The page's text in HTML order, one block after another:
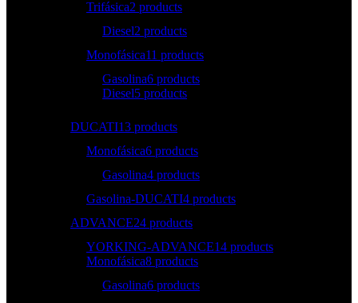
Trifásica2 products
Diesel2 products
Monofásica11 products
Gasolina6 products
Diesel5 products
DUCATI13 products
Monofásica6 products
Gasolina4 products
Gasolina-DUCATI4 products
ADVANCE24 products
YORKING-ADVANCE14 products
Monofásica8 products
Gasolina6 products